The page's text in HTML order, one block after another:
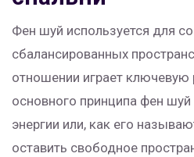
Фен шуй используется для
сбалансированных
отношении играет ключевую
основного принципа фен
энергии или, как его
оставить свободное